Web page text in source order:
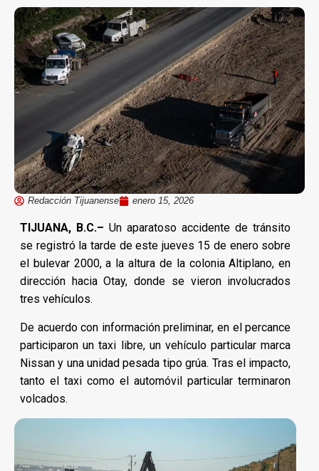
Redacción Tijuanense enero 15, 2026
TIJUANA, B.C.– Un aparatoso accidente de tránsito
se registró la tarde de este jueves 15 de enero sobre
el bulevar 2000, a la altura de la colonia Altiplano, en
dirección hacia Otay, donde se vieron involucrados
tres vehículos.
De acuerdo con información preliminar, en el percance
participaron un taxi libre, un vehículo particular marca
Nissan y una unidad pesada tipo grúa. Tras el impacto,
tanto el taxi como el automóvil particular terminaron
volcados.